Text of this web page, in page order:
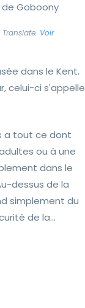
Goboony
Voir
dans le Kent.
celui-ci s'appelle
a tout ce dont
ou à une
dans le
dessus de la
simplement du
de la...